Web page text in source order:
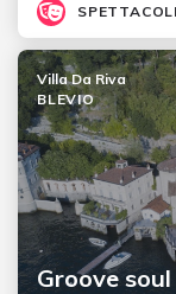
SPETTACOLI
Groove soul
Villa Da Riva
BLEVIO